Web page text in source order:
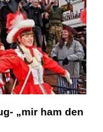
„mir ham den